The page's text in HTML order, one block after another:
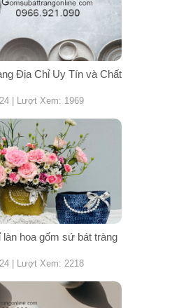
Địa Chỉ Uy Tín và Chất
| Lượt Xem: 1969
làn hoa gốm sứ bát tràng
| Lượt Xem: 2218